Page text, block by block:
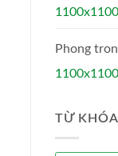
Phong
TỪ KHÓA